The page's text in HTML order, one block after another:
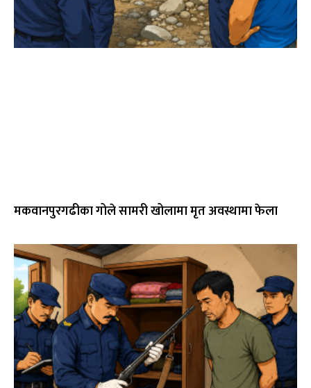
मकवानपुरगढीका गोले सामरी खोलामा मृत अवस्थामा फेला